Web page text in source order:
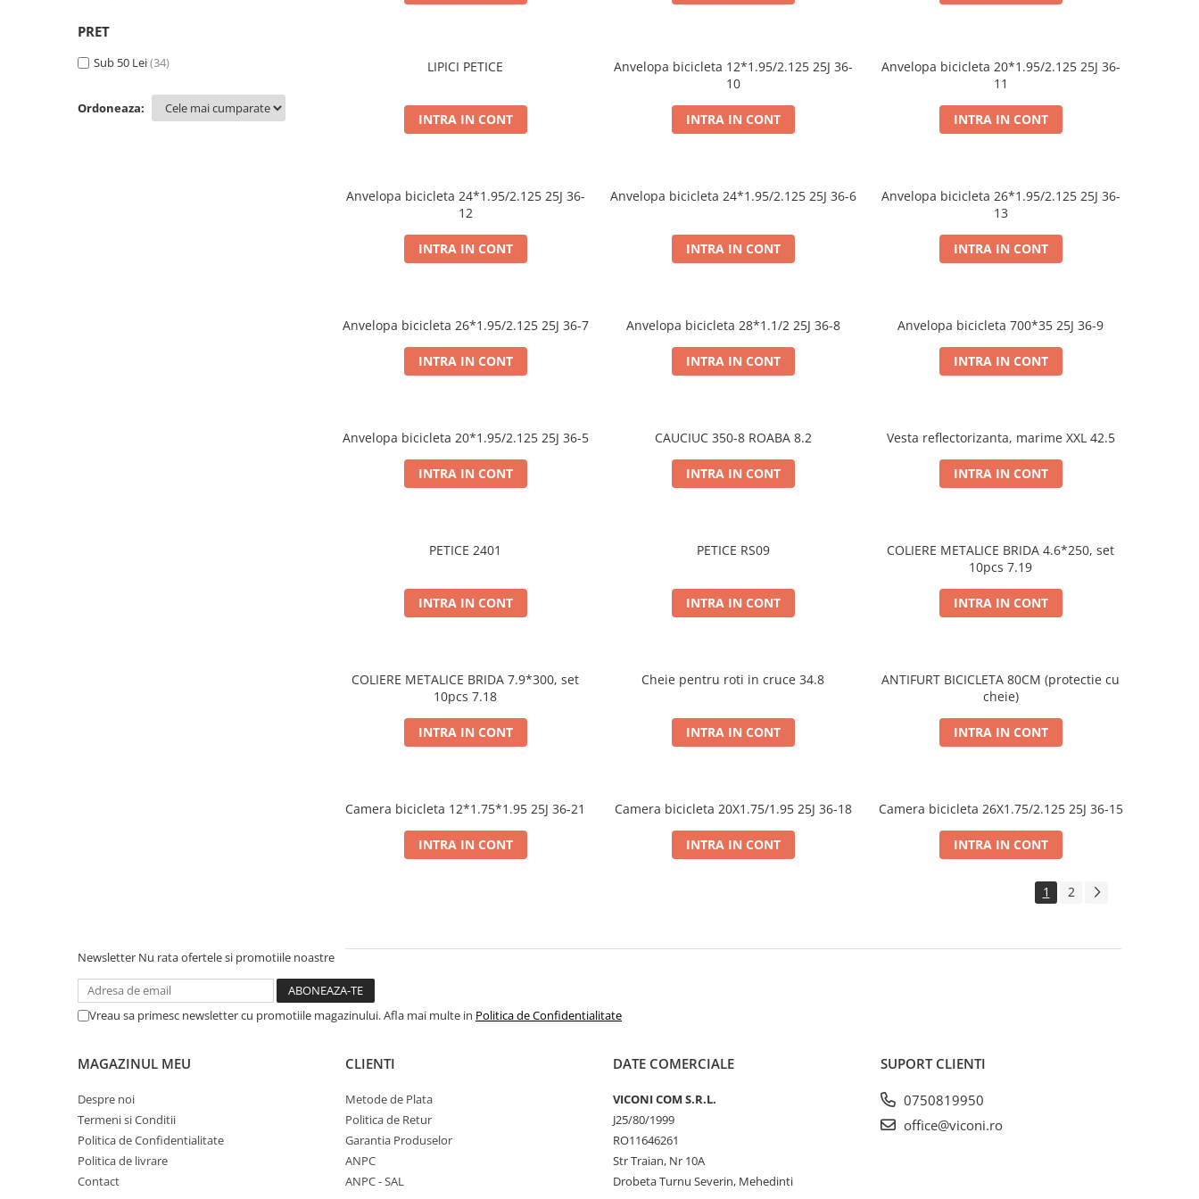
MUSAMA, LINOLEUM
ORGANIZARE SI DEPOZITARE
PRET
Sub 50 Lei(34)
Ordoneaza:
LIPICI PETICE
INTRA IN CONT
Anvelopa bicicleta 12*1.95/2.125 25J 36-
10
INTRA IN CONT
Anvelopa bicicleta 20*1.95/2.125 25J 36-
11
INTRA IN CONT
Anvelopa bicicleta 24*1.95/2.125 25J 36-
12
INTRA IN CONT
Anvelopa bicicleta 24*1.95/2.125 25J 36-6
INTRA IN CONT
Anvelopa bicicleta 26*1.95/2.125 25J 36-
13
INTRA IN CONT
Anvelopa bicicleta 26*1.95/2.125 25J 36-7
INTRA IN CONT
Anvelopa bicicleta 28*1.1/2 25J 36-8
INTRA IN CONT
Anvelopa bicicleta 700*35 25J 36-9
INTRA IN CONT
Anvelopa bicicleta 20*1.95/2.125 25J 36-5
INTRA IN CONT
CAUCIUC 350-8 ROABA 8.2
INTRA IN CONT
Vesta reflectorizanta, marime XXL 42.5
INTRA IN CONT
PETICE 2401
INTRA IN CONT
PETICE RS09
INTRA IN CONT
COLIERE METALICE BRIDA 4.6*250, set
10pcs 7.19
INTRA IN CONT
COLIERE METALICE BRIDA 7.9*300, set
10pcs 7.18
INTRA IN CONT
Cheie pentru roti in cruce 34.8
INTRA IN CONT
ANTIFURT BICICLETA 80CM (protectie cu
cheie)
INTRA IN CONT
Camera bicicleta 12*1.75*1.95 25J 36-21
INTRA IN CONT
Camera bicicleta 20X1.75/1.95 25J 36-18
INTRA IN CONT
Camera bicicleta 26X1.75/2.125 25J 36-15
INTRA IN CONT
1 2
Newsletter Nu rata ofertele si promotiile noastre
Vreau sa primesc newsletter cu promotiile magazinului. Afla mai multe in Politica de Confidentialitate
MAGAZINUL MEU
Despre noi
Termeni si Conditii
Politica de Confidentialitate
Politica de livrare
Contact
CLIENTI
Metode de Plata
Politica de Retur
Garantia Produselor
ANPC
ANPC - SAL
DATE COMERCIALE
VICONI COM S.R.L.
J25/80/1999
RO11646261
Str Traian, Nr 10A
Drobeta Turnu Severin, Mehedinti
SUPORT CLIENTI
0750819950
office@viconi.ro